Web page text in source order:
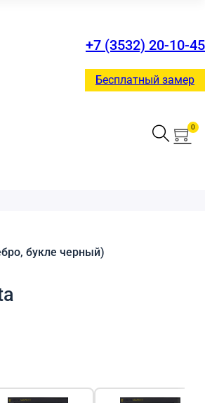
+7 (3532) 20-10-45
Бесплатный замер
0
букле черный)